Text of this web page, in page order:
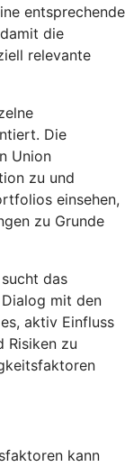
entsprechende
die
relevante
Die
Union
zu und
einsehen,
zu Grunde
das
mit den
aktiv Einfluss
Risiken zu
kann